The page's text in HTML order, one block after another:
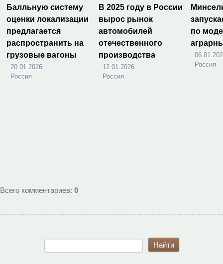
Балльную систему
оценки локализации
предлагается
распространить на
грузовые вагоны
20.01.2026
Россия
В 2025 году в России
вырос рынок
автомобилей
отечественного
производства
12.01.2026
Россия
по
Россия
Всего комментариев: 0